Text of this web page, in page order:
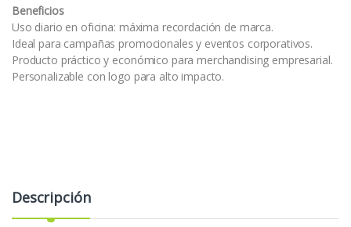
Beneficios
Uso diario en oficina: máxima recordación de marca.
Ideal para campañas promocionales y eventos corporativos.
Producto práctico y económico para merchandising empresarial.
Personalizable con logo para alto impacto.
Descripción